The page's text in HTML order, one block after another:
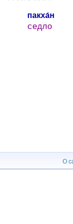
пакха́н
седло
О